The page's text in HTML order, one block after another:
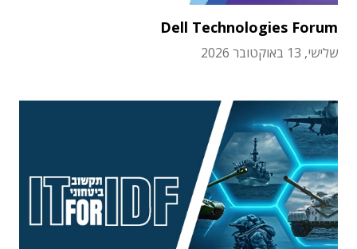
Dell Technologies Forum
שלישי, 13 באוקטובר 2026